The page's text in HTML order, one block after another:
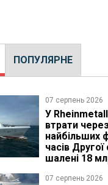
ПОПУЛЯРНЕ
07 серпень 2026
У
втрати
найбільших
часів Другої
шалені 18
07 серпень 2026